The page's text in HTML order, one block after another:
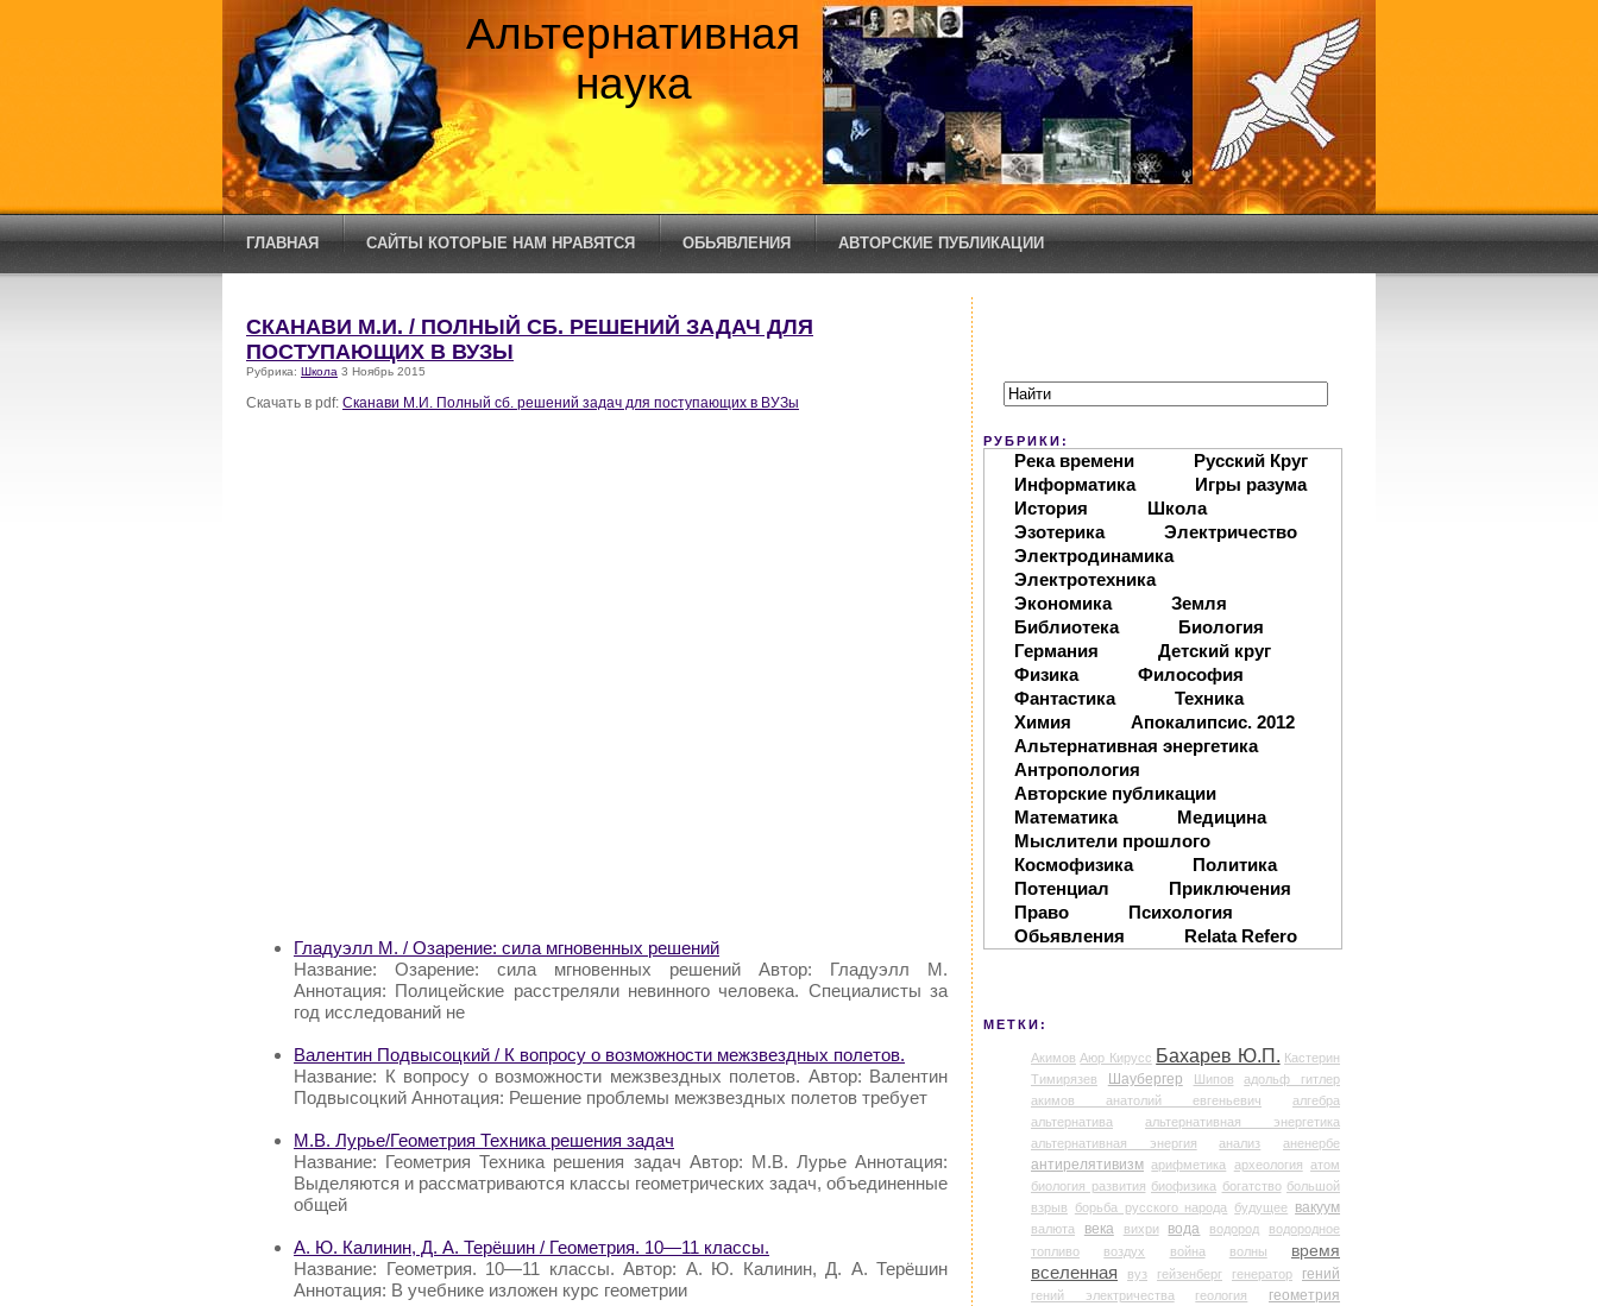
Альтернативная
наука
ГЛАВНАЯ САЙТЫ КОТОРЫЕ НАМ НРАВЯТСЯ ОБЬЯВЛЕНИЯ АВТОРСКИЕ ПУБЛИКАЦИИ
СКАНАВИ М.И. / ПОЛНЫЙ СБ. РЕШЕНИЙ ЗАДАЧ ДЛЯ
ПОСТУПАЮЩИХ В ВУЗЫ
Рубрика: Школа 3 Ноябрь 2015
Скачать в pdf: Сканави М.И. Полный сб. решений задач для поступающих в ВУЗы
Гладуэлл М. / Озарение: сила мгновенных решений
Название: Озарение: сила мгновенных решений Автор: Гладуэлл М.
Аннотация: Полицейские расстреляли невинного человека. Специалисты за
год исследований не
Валентин Подвысоцкий / К вопросу о возможности межзвездных полетов.
Название: К вопросу о возможности межзвездных полетов. Автор: Валентин
Подвысоцкий Аннотация: Решение проблемы межзвездных полетов требует
М.В. Лурье/Геометрия Техника решения задач
Название: Геометрия Техника решения задач Автор: М.В. Лурье Аннотация:
Выделяются и рассматриваются классы геометрических задач, объединенные
общей
А. Ю. Калинин, Д. А. Терёшин / Геометрия. 10—11 классы.
Название: Геометрия. 10—11 классы. Автор: А. Ю. Калинин, Д. А. Терёшин
Аннотация: В учебнике изложен курс геометрии
РУБРИКИ:
Река времени
Русский Круг
Информатика
Игры разума
История
Школа
Эзотерика
Электричество
Электродинамика
Электротехника
Экономика
Земля
Библиотека
Биология
Германия
Детский круг
Физика
Философия
Фантастика
Техника
Химия
Апокалипсис. 2012
Альтернативная энергетика
Антропология
Авторские публикации
Математика
Медицина
Мыслители прошлого
Космофизика
Политика
Потенциал
Приключения
Право
Психология
Обьявления
Relata Refero
МЕТКИ:
Акимов Аюр Кирусс Бахарев Ю.П. Кастерин
Тимирязев
Шаубергер Шипов
адольф гитлер
акимов анатолий евгеньевич
алгебра
альтернатива
альтернативная энергетика
альтернативная энергия
анализ аненербе
антирелятивизм арифметика археология атом
биология развития биофизика богатство большой
взрыв
борьба русского народа будущее вакуум
валюта века вихри вода водород
водородное
топливо
воздух война волны
время
вселенная
вуз гейзенберг генератор гений
гений электричества геология
геометрия